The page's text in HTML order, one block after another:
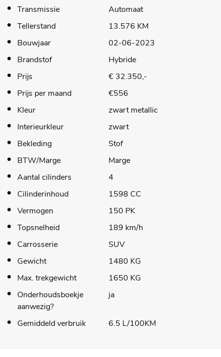
Transmissie
Automaat
Tellerstand
13.576 KM
Bouwjaar
02-06-2023
Brandstof
Hybride
Prijs
€ 32.350,-
Prijs per maand
€556
Kleur
zwart metallic
Interieurkleur
zwart
Bekleding
Stof
BTW/Marge
Marge
Aantal cilinders
4
Cilinderinhoud
1598 CC
Vermogen
150 PK
Topsnelheid
189 km/h
Carrosserie
SUV
Gewicht
1480 KG
Max. trekgewicht
1650 KG
Onderhoudsboekje
aanwezig?
ja
Gemiddeld verbruik 6.5 L/100KM